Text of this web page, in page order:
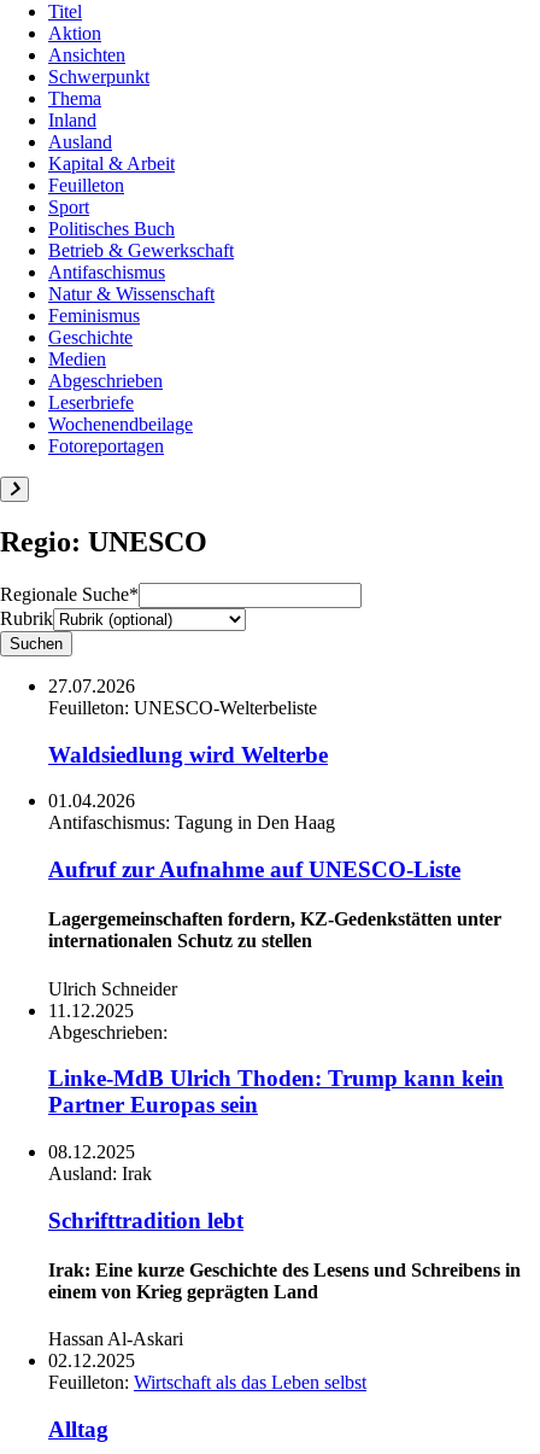
Titel
Aktion
Ansichten
Schwerpunkt
Thema
Inland
Ausland
Kapital & Arbeit
Feuilleton
Sport
Politisches Buch
Betrieb & Gewerkschaft
Antifaschismus
Natur & Wissenschaft
Feminismus
Geschichte
Medien
Abgeschrieben
Leserbriefe
Wochenendbeilage
Fotoreportagen
Regio: UNESCO
Regionale Suche*
Rubrik
27.07.2026
Feuilleton: UNESCO-Welterbeliste
Waldsiedlung wird Welterbe
01.04.2026
Antifaschismus: Tagung in Den Haag
Aufruf zur Aufnahme auf UNESCO-Liste
Lagergemeinschaften fordern, KZ-Gedenkstätten unter
internationalen Schutz zu stellen
Ulrich Schneider
11.12.2025
Abgeschrieben:
Linke-MdB Ulrich Thoden: Trump kann kein
Partner Europas sein
08.12.2025
Ausland: Irak
Schrifttradition lebt
Irak: Eine kurze Geschichte des Lesens und Schreibens in
einem von Krieg geprägten Land
Hassan Al-Askari
02.12.2025
Feuilleton: Wirtschaft als das Leben selbst
Alltag